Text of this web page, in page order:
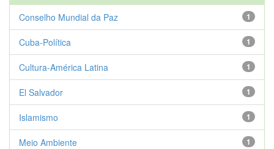
1
Conselho Mundial da Paz
1
Cuba-Política
1
Cultura-América Latina
1
El Salvador
1
Islamismo
1
Meio Ambiente